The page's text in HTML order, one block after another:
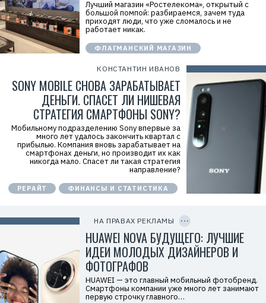
Лучший магазин «Ростелекома», открытый с
большой помпой: разбираемся, зачем туда
приходят люди, что уже сломалось и не
работает никак.
ФЛАГМАНСКИЙ МАГАЗИН
КОНСТАНТИН ИВАНОВ
SONY MOBILE СНОВА ЗАРАБАТЫВАЕТ
ДЕНЬГИ. СПАСЕТ ЛИ НИШЕВАЯ
СТРАТЕГИЯ СМАРТФОНЫ SONY?
Мобильному подразделению Sony впервые за
много лет удалось закончить квартал с
прибылью. Компания вновь зарабатывает на
смартфонах деньги, но производит их как
никогда мало. Спасет ли такая стратегия
направление?
РЕРАЙТ ФИНАНСЫ И СТАТИСТИКА
НА ПРАВАХ РЕКЛАМЫ
d
=
2
f
n
y
T
W
c
f
M
Р
е
к
л
а
т
О
О
О
«
х
к
I
HUAWEI NOVA БУДУЩЕГО: ЛУЧШИЕ
ИДЕИ МОЛОДЫХ ДИЗАЙНЕРОВ И
ФОТОГРАФОВ
HUAWEI — это главный мобильный фотобренд.
Смартфоны компании уже много лет занимают
первую строчку главного…